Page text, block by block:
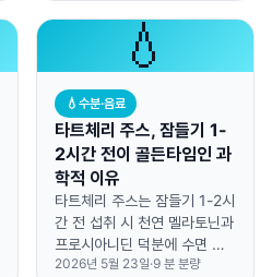
💧
💧 수분·음료
타트체리 주스, 잠들기 1-
2시간 전이 골든타임인 과
학적 이유
타트체리 주스는 잠들기 1-2시
간 전 섭취 시 천연 멜라토닌과
프로시아니딘 덕분에 수면 시
간이 평균 84분 증가한다.
2026년 5월 23일·9 분 분량